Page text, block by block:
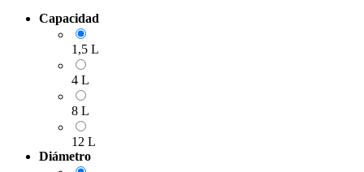
Capacidad
1,5 L
4 L
8 L
12 L
Diámetro